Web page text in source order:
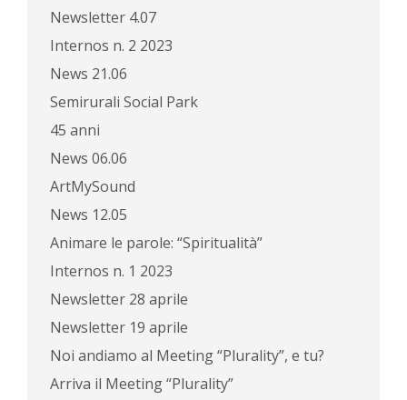
Newsletter 4.07
Internos n. 2 2023
News 21.06
Semirurali Social Park
45 anni
News 06.06
ArtMySound
News 12.05
Animare le parole: “Spiritualità”
Internos n. 1 2023
Newsletter 28 aprile
Newsletter 19 aprile
Noi andiamo al Meeting “Plurality”, e tu?
Arriva il Meeting “Plurality”